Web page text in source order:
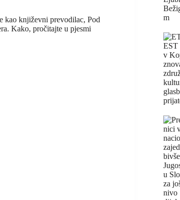
kao književni prevodilac, Pod
Kako, pročitajte u pjesmi